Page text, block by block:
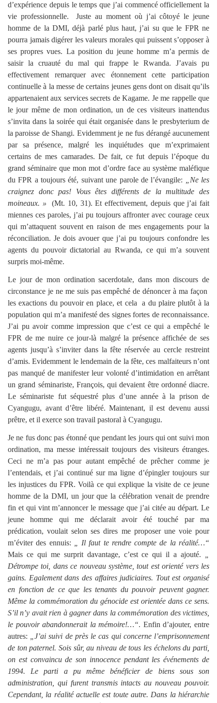
d’expérience depuis le temps que j’ai commencé officiellement la
vie professionnelle. Juste au moment où j’ai côtoyé le jeune
homme de la DMI, déjà parlé plus haut, j’ai su que le FPR ne
pourra jamais digérer les valeurs morales qui puissent s’opposer à
ses propres vues. La position du jeune homme m’a permis de
saisir la cruauté du mal qui frappe le Rwanda. J’avais pu
effectivement remarquer avec étonnement cette participation
continuelle à la messe de certains jeunes gens dont on disait qu’ils
appartenaient aux services secrets de Kagame. Je me rappelle que
le jour même de mon ordination, un de ces visiteurs inattendus
s’invita dans la soirée qui était organisée dans le presbyterium de
la paroisse de Shangi. Evidemment je ne fus dérangé aucunement
par sa présence, malgré les inquiétudes que m’exprimaient
certains de mes camarades. De fait, ce fut depuis l’époque du
grand séminaire que mon mot d’ordre face au système maléfique
du FPR a toujours été, suivant une parole de l’évangile:
„Ne les
craignez donc pas! Vous êtes différents de la multitude des
moineaux. » (Mt. 10, 31). Et effectivement, depuis que j’ai fait
miennes ces paroles, j’ai pu toujours affronter avec courage ceux
qui m’attaquent souvent en raison de mes engagements pour la
réconciliation. Je dois avouer que j’ai pu toujours confondre les
agents du pouvoir dictatorial au Rwanda, ce qui m’a souvent
surpris moi-même.
Le jour de mon ordination sacerdotale, dans mon discours de
circonstance je ne me suis pas empêché de dénoncer à ma façon
les exactions du pouvoir en place, et cela a du plaire plutôt à la
population qui m’a manifesté des signes fortes de reconnaissance.
J’ai pu avoir comme impression que c’est ce qui a empêché le
FPR de me nuire ce jour-là malgré la présence affichée de ses
agents jusqu’à s’inviter dans la fête réservée au cercle restreint
d’amis. Evidemment le lendemain de la fête, ces malfaiteurs n’ont
pas manqué de manifester leur volonté d’intimidation en arrêtant
un grand séminariste, François, qui devaient être ordonné diacre.
Le séminariste fut séquestré plus d’une année à la prison de
Cyangugu, avant d’être libéré. Maintenant, il est devenu aussi
prêtre, et il exerce son travail pastoral à Cyangugu.
Je ne fus donc pas étonné que pendant les jours qui ont suivi mon
ordination, ma messe intéressait toujours des visiteurs étranges.
Ceci ne m’a pas pour autant empêché de prêcher comme je
l’entendais, et j’ai continué sur ma ligne d’épingler toujours sur
les injustices du FPR. Voilà ce qui explique la visite de ce jeune
homme de la DMI, un jour que la célébration venait de prendre
fin et qui vint m’annoncer le message que j’ai citée au départ. Le
jeune homme qui me déclarait avoir été touché par ma
prédication, voulait selon ses dires me proposer une voie pour
m’éviter des ennuis:
„ Il faut te rendre compte de la réalité…“
Mais ce qui me surprit davantage, c’est ce qui il a ajouté.
Détrompe toi, dans ce nouveau système, tout est orienté vers les
gains. Egalement dans des affaires judiciaires. Tout est organisé
en fonction de ce que les tenants du pouvoir peuvent gagner.
Même la commémoration du génocide est orientée dans ce sens.
S’il n’y avait rien à gagner dans la commémoration des victimes,
le pouvoir abandonnerait la mémoire!…“. Enfin d’ajouter, entre
autres:
„J’ai suivi de près le cas qui concerne l’emprisonnement
de ton paternel. Sois sûr, au niveau de tous les échelons du parti,
on est convaincu de son innocence pendant les événements de
1994. Le parti a pu même bénéficier de biens sous son
administration, qui furent transmis intacts au nouveau pouvoir.
Cependant, la réalité actuelle est toute autre. Dans la hiérarchie